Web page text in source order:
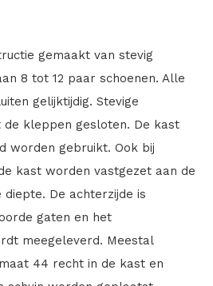
gemaakt van stevig
8 tot 12 paar schoenen. Alle
gelijktijdig. Stevige
de kleppen gesloten. De kast
worden gebruikt. Ook bij
kast worden vastgezet aan de
diepte. De achterzijde is
gaten en het
meegeleverd. Meestal
44 recht in de kast en